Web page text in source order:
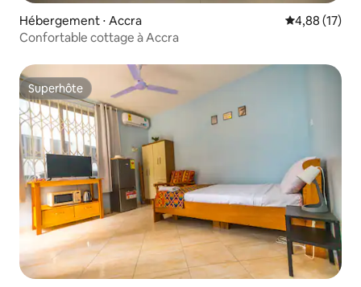
Hébergement ⋅ Accra Évaluation
4,88 (17)
Confortable cottage à Accra
Superhôte
Superhôte